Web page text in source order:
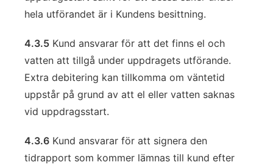
hela utförandet är i Kundens besittning.
4.3.5 Kund ansvarar för att det finns el och
vatten att tillgå under uppdragets utförande.
Extra debitering kan tillkomma om väntetid
uppstår på grund av att el eller vatten saknas
vid uppdragsstart.
4.3.6 Kund ansvarar för att signera den
tidrapport som kommer lämnas till kund efter